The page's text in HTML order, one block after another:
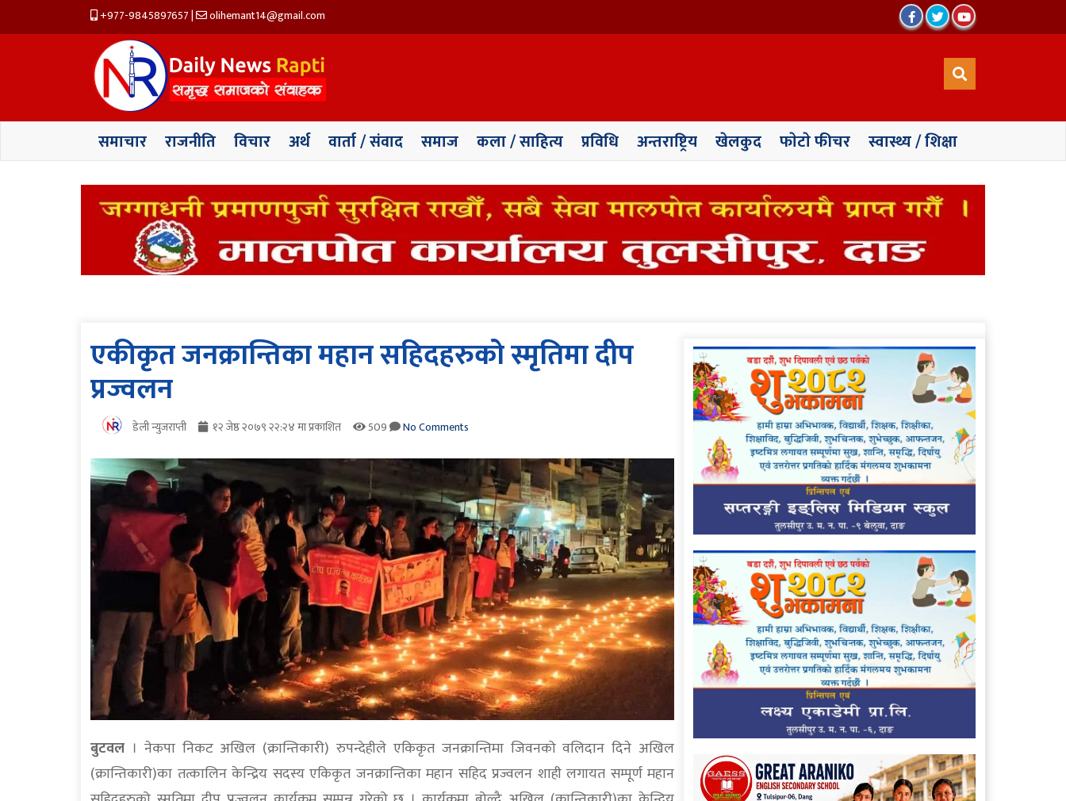
+977-9845897657| olihemant14@gmail.com
समाचार राजनीति विचार अर्थ वार्ता / संवाद समाज कला / साहित्य प्रविधि अन्तराष्ट्रिय खेलकुद फाेटाे फीचर स्वास्थ्य / शिक्षा
एकीकृत जनक्रान्तिका महान सहिदहरुको स्मृतिमा दीप
प्रज्वलन
डेली न्युजराप्ती १२ जेष्ठ २०७९ २२:२४ मा प्रकाशित 509 No Comments
बुटवल । नेकपा निकट अखिल (क्रान्तिकारी) रुपन्देहीले एकिकृत जनक्रान्तिमा जिवनको वलिदान दिने अखिल
(क्रान्तिकारी)का तत्कालिन केन्द्रिय सदस्य एकिकृत जनक्रान्तिका महान सहिद प्रज्वलन शाही लगायत सम्पूर्ण महान